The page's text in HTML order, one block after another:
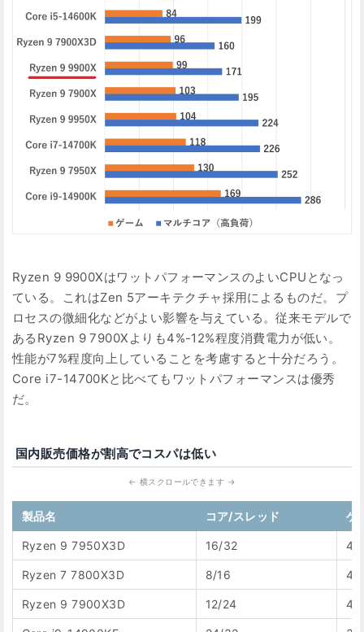
Ryzen 9 9900XはワットパフォーマンスのよいCPUとなっ
ている。これはZen 5アーキテクチャ採用によるものだ。プ
ロセスの微細化などがよい影響を与えている。従来モデルで
あるRyzen 9 7900Xよりも4%-12%程度消費電力が低い。
性能が7%程度向上していることを考慮すると十分だろう。
Core i7-14700Kと比べてもワットパフォーマンスは優秀
だ。
国内販売価格が割高でコスパは低い
製品名 コア/スレッド ゲ
Ryzen 9 7950X3D 16/32
Ryzen 7 7800X3D 8/16
Ryzen 9 7900X3D 12/24